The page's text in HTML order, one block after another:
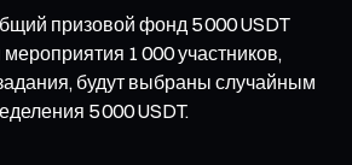
призовой фонд 5 000 USDT
1 000 участников,
будут выбраны случайным
5 000 USDT.